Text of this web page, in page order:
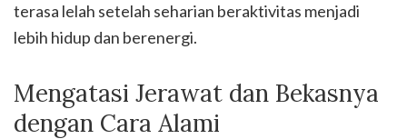
terasa lelah setelah seharian beraktivitas menjadi
lebih hidup dan berenergi.
Mengatasi Jerawat dan Bekasnya
dengan Cara Alami